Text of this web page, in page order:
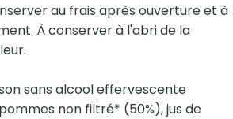
au frais après ouverture et à
À conserver à l'abri de la
sans alcool effervescente
non filtré* (50%), jus de